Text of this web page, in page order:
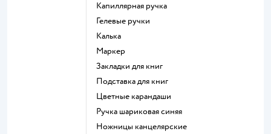
Капиллярная ручка
Гелевые ручки
Калька
Маркер
Закладки для книг
Подставка для книг
Цветные карандаши
Ручка шариковая синяя
Ножницы канцелярские